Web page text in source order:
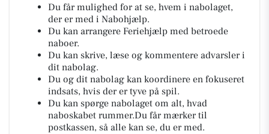
Du får mulighed for at se, hvem i nabolaget,
der er med i Nabohjælp.
Du kan arrangere Feriehjælp med betroede
naboer.
Du kan skrive, læse og kommentere advarsler i
dit nabolag.
Du og dit nabolag kan koordinere en fokuseret
indsats, hvis der er tyve på spil.
Du kan spørge nabolaget om alt, hvad
naboskabet rummer.Du får mærker til
postkassen, så alle kan se, du er med.